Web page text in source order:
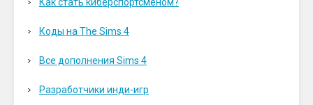
Коды на The Sims 4
Все дополнения Sims 4
Разработчики инди-игр